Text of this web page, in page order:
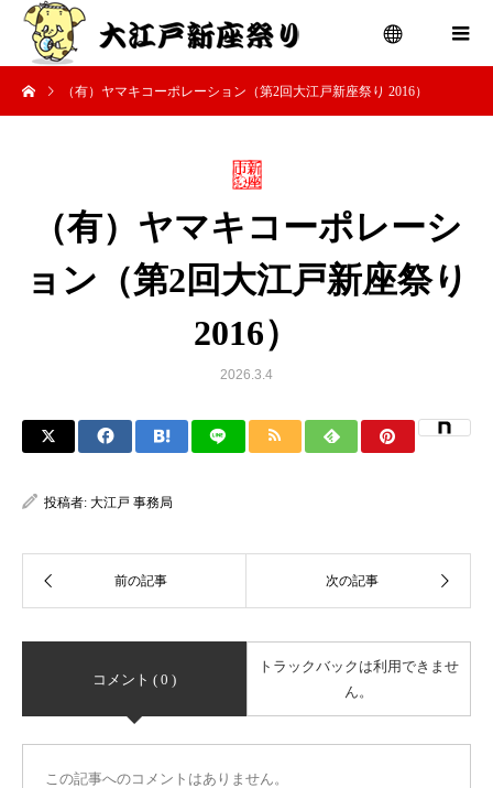
（有）ヤマキコーポレーション（第2回大江戸新座祭り 2016）
（有）ヤマキコーポレーシ
ョン（第2回大江戸新座祭り
2016）
2026.3.4
投稿者: 大江戸 事務局
コメント ( 0 )
トラックバックは利用できませ
ん。
この記事へのコメントはありません。